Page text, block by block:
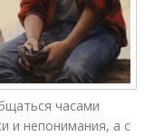
часами
и непонимания, а с